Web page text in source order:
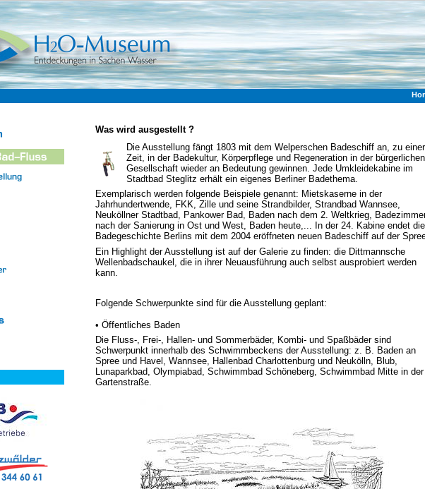
Was wird ausgestellt ?
Die Ausstellung fängt 1803 mit dem Welperschen Badeschiff an, zu einer
Zeit, in der Badekultur, Körperpflege und Regeneration in der bürgerlichen
Gesellschaft wieder an Bedeutung gewinnen. Jede Umkleidekabine im
Stadtbad Steglitz erhält ein eigenes Berliner Badethema.
Exemplarisch werden folgende Beispiele genannt: Mietskaserne in der
Jahrhundertwende, FKK, Zille und seine Strandbilder, Strandbad Wannsee,
Neuköllner Stadtbad, Pankower Bad, Baden nach dem 2. Weltkrieg,
nach der Sanierung in Ost und West, Baden heute,... In der 24. Kabine endet die
Badegeschichte Berlins mit dem 2004 eröffneten neuen Badeschiff auf der
Ein Highlight der Ausstellung ist auf der Galerie zu finden: die Dittmannsche
Wellenbadschaukel, die in ihrer Neuausführung auch selbst ausprobiert werden
kann.
Folgende Schwerpunkte sind für die Ausstellung geplant:
• Öffentliches Baden
Die Fluss-, Frei-, Hallen- und Sommerbäder, Kombi- und Spaßbäder sind
Schwerpunkt innerhalb des Schwimmbeckens der Ausstellung: z. B. Baden an
Spree und Havel, Wannsee, Hallenbad Charlottenburg und Neukölln, Blub,
Lunaparkbad, Olympiabad, Schwimmbad Schöneberg, Schwimmbad Mitte in der
Gartenstraße.